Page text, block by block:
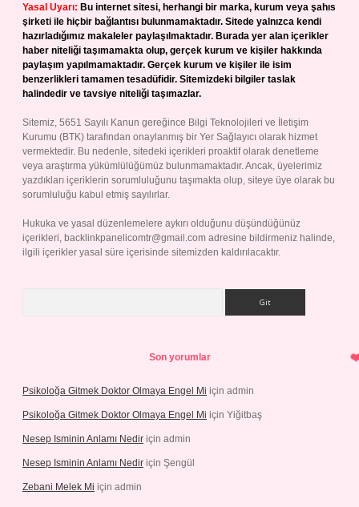
Yasal Uyarı: Bu internet sitesi, herhangi bir marka, kurum veya şahıs
şirketi ile hiçbir bağlantısı bulunmamaktadır. Sitede yalnızca kendi
hazırladığımız makaleler paylaşılmaktadır. Burada yer alan içerikler
haber niteliği taşımamakta olup, gerçek kurum ve kişiler hakkında
paylaşım yapılmamaktadır. Gerçek kurum ve kişiler ile isim
benzerlikleri tamamen tesadüfidir. Sitemizdeki bilgiler taslak
halindedir ve tavsiye niteliği taşımazlar.
Sitemiz, 5651 Sayılı Kanun gereğince Bilgi Teknolojileri ve İletişim
Kurumu (BTK) tarafından onaylanmış bir Yer Sağlayıcı olarak hizmet
vermektedir. Bu nedenle, sitedeki içerikleri proaktif olarak denetleme
veya araştırma yükümlülüğümüz bulunmamaktadır. Ancak, üyelerimiz
yazdıkları içeriklerin sorumluluğunu taşımakta olup, siteye üye olarak bu
sorumluluğu kabul etmiş sayılırlar.
Hukuka ve yasal düzenlemelere aykırı olduğunu düşündüğünüz
içerikleri, backlinkpanelicomtr@gmail.com adresine bildirmeniz halinde,
ilgili içerikler yasal süre içerisinde sitemizden kaldırılacaktır.
Son yorumlar
Psikoloğa Gitmek Doktor Olmaya Engel Mi için admin
Psikoloğa Gitmek Doktor Olmaya Engel Mi için Yiğitbaş
Nesep Isminin Anlamı Nedir için admin
Nesep Isminin Anlamı Nedir için Şengül
Zebani Melek Mi için admin